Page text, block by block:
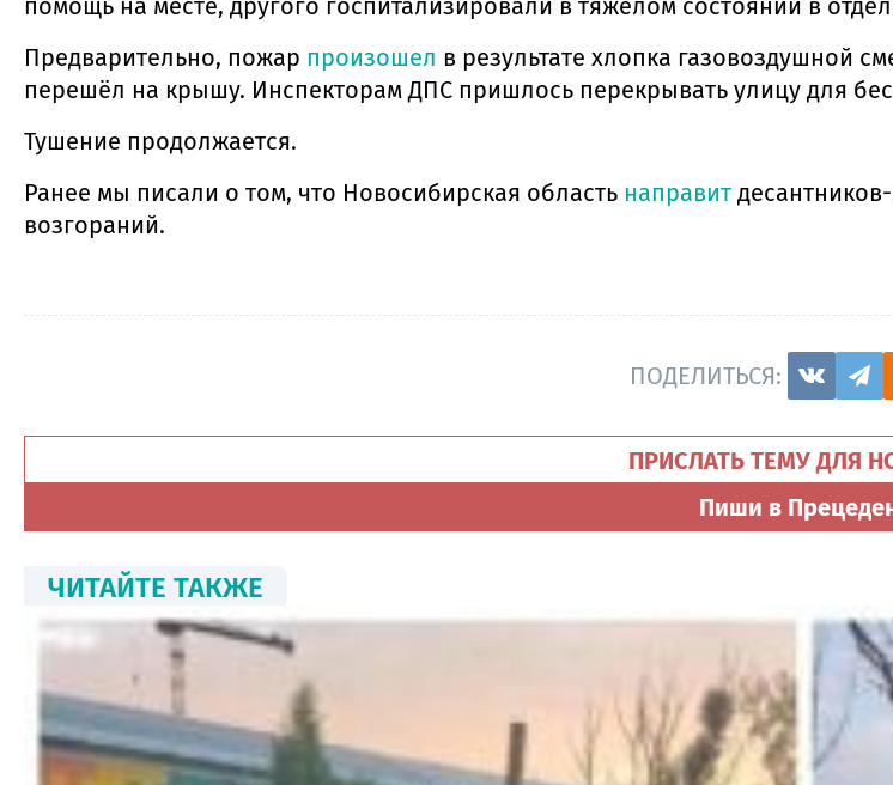
помощь на месте, другого госпитализировали в тяжёлом состоянии в
Предварительно, пожар произошел в результате хлопка газовоздушной
перешёл на крышу. Инспекторам ДПС пришлось перекрывать улицу для
Тушение продолжается.
Ранее мы писали о том, что Новосибирская область направит
возгораний.
ПОДЕЛИТЬСЯ:
ПРИСЛАТЬ ТЕМУ ДЛЯ
Пиши в
ЧИТАЙТЕ ТАКЖЕ